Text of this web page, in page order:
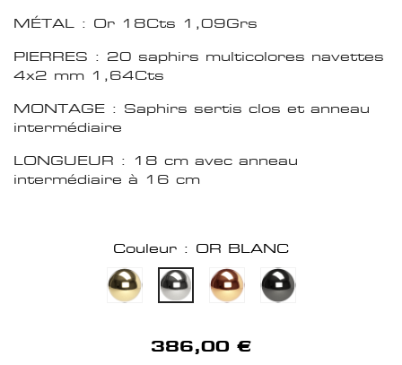
MÉTAL : Or 18Cts 1,09Grs
PIERRES : 20 saphirs multicolores navettes
4x2 mm 1,64Cts
MONTAGE : Saphirs sertis clos et anneau
intermédiaire
LONGUEUR : 18 cm avec anneau
intermédiaire à 16 cm
Couleur : OR BLANC
386,00 €